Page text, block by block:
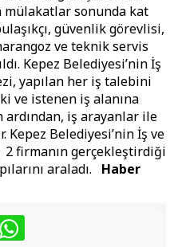
mülakatlar sonunda kat
güvenlik görevlisi,
ve teknik servis
Kepez Belediyesi’ninİş
yapılan her iş talebini
ve istenen iş alanına
ardından, iş arayanlar ile
Kepez Belediyesi’nin İş ve
firmanın gerçekleştirdiği
araladı. Haber